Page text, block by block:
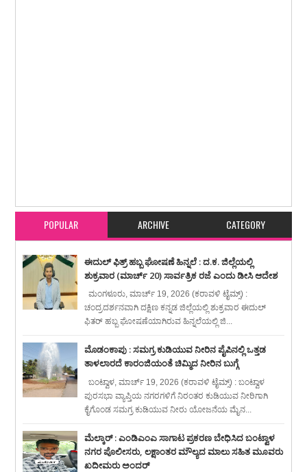
POPULAR ARCHIVE CATEGORY
ಈದುಲ್ ಫಿತ್ರ್ ಹಬ್ಬ ಘೋಷಣೆ ಹಿನ್ನಲೆ : ದ.ಕ. ಜಿಲ್ಲೆಯಲ್ಲಿ
ಶುಕ್ರವಾರ (ಮಾರ್ಚ್ 20) ಸಾರ್ವತ್ರಿಕ ರಜೆ ಎಂದು ಡೀಸಿ ಆದೇಶ
ಮಂಗಳೂರು, ಮಾರ್ಚ್ 19, 2026 (ಕರಾವಳಿ ಟೈಮ್ಸ್) :
ಚಂದ್ರದರ್ಶನವಾಗಿ ದಕ್ಷಿಣ ಕನ್ನಡ ಜಿಲ್ಲೆಯಲ್ಲಿ ಶುಕ್ರವಾರ ಈದುಲ್
ಫಿತರ್ ಹಬ್ಬ ಘೋಷಣೆಯಾಗಿರುವ ಹಿನ್ನಲೆಯಲ್ಲಿ ಜಿ...
ಮೊಡಂಕಾಪು : ಸಮಗ್ರ ಕುಡಿಯುವ ನೀರಿನ ಪೈಪಿನಲ್ಲಿ ಒತ್ತಡ
ತಾಳಲಾರದೆ ಕಾರಂಜಿಯಂತೆ ಚಿಮ್ಮಿದ ನೀರಿನ ಬುಗ್ಗೆ
ಬಂಟ್ವಾಳ, ಮಾರ್ಚ್ 19, 2026 (ಕರಾವಳಿ ಟೈಮ್ಸ್) : ಬಂಟ್ವಾಳ
ಪುರಸಭಾ ವ್ಯಾಪ್ತಿಯ ನಗರಗಳಿಗೆ ನಿರಂತರ ಕುಡಿಯುವ ನೀರಿಗಾಗಿ
ಕೈಗೊಂಡ ಸಮಗ್ರ ಕುಡಿಯುವ ನೀರು ಯೋಜನೆಯ ಮೈನ...
ಮೆಲ್ಕಾರ್ : ಎಂಡಿಎಂಎ ಸಾಗಾಟ ಪ್ರಕರಣ ಬೇಧಿಸಿದ ಬಂಟ್ವಾಳ
ನಗರ ಪೊಲೀಸರು, ಲಕ್ಷಾಂತರ ಮೌಲ್ಯದ ಮಾಲು ಸಹಿತ ಮೂವರು
ಖದೀಮರು ಅಂದರ್